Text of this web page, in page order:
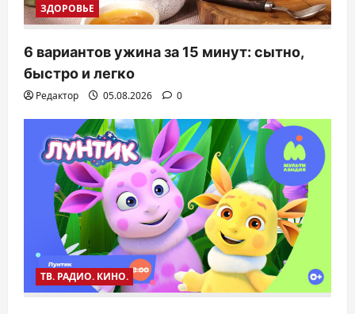
ЗДОРОВЬЕ
6 вариантов ужина за 15 минут: сытно,
быстро и легко
Редактор 05.08.2026 0
ТВ. РАДИО. КИНО.